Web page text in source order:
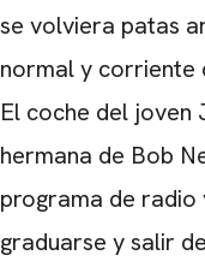
se volviera patas
normal y corriente
El coche del joven
hermana de Bob
programa de
graduarse y salir